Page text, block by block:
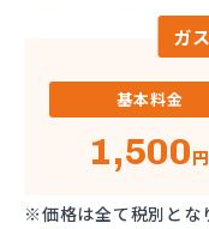
ガ
基本料金
1,500円
※価格は全て税別とな